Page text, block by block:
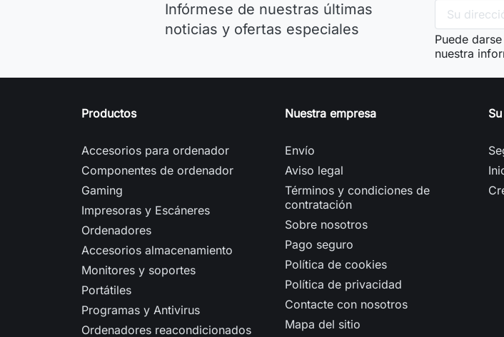
Infórmese de nuestras últimas
noticias y ofertas especiales
Puede
nuestra
Productos
Accesorios para ordenador
Componentes de ordenador
Gaming
Impresoras y Escáneres
Ordenadores
Accesorios almacenamiento
Monitores y soportes
Portátiles
Programas y Antivirus
Ordenadores reacondicionados
Nuestra empresa
Envío
Aviso legal
Términos y condiciones de
contratación
Sobre nosotros
Pago seguro
Política de cookies
Política de privacidad
Contacte con nosotros
Mapa del sitio